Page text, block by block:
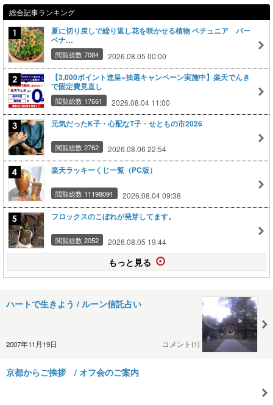
総合記事ランキング
夏に切り戻しで繰り返し花を咲かせる植物 ペチュニア バー
ベナ…
閲覧総数 7084 2026.08.05 00:00
【3,000ポイント進呈×抽選キャンペーン実施中】楽天でんき
で固定費見直し
閲覧総数 17661 2026.08.04 11:00
元気だったK子・心配なT子・せともの市2026
閲覧総数 2762 2026.08.06 22:54
楽天ラッキーくじ一覧（PC版）
閲覧総数 11198091 2026.08.04 09:38
フロックスのこぼれが発芽してます。
閲覧総数 2052 2026.08.05 19:44
もっと見る
ハートで生きよう / ルーン信託占い
2007年11月19日 コメント(1)
京都からご挨拶 / オフ会のご案内